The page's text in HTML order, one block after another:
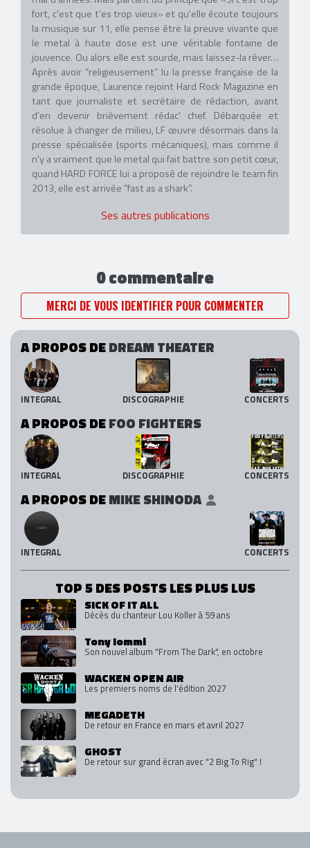
fort, c'est que t'es trop vieux» et qu'elle écoute toujours
la musique sur 11, elle pense être la preuve vivante que
le metal à haute dose est une véritable fontaine de
jouvence. Ou alors elle est sourde, mais laissez-la rêver…
Après avoir “religieusement” lu la presse française de la
grande époque, Laurence rejoint Hard Rock Magazine en
tant que journaliste et secrétaire de rédaction, avant
d'en devenir brièvement rédac' chef. Débarquée et
résolue à changer de milieu, LF œuvre désormais dans la
presse spécialisée (sports mécaniques), mais comme il
n'y a vraiment que le metal qui fait battre son petit cœur,
quand HARD FORCE lui a proposé de rejoindre le team fin
2013, elle est arrivée “fast as a shark”.
Ses autres publications
0 commentaire
MERCI DE VOUS IDENTIFIER POUR COMMENTER
A PROPOS DEDREAM THEATER
INTEGRAL DISCOGRAPHIE CONCERTS
A PROPOS DEFOO FIGHTERS
INTEGRAL DISCOGRAPHIE CONCERTS
A PROPOS DEMIKE SHINODA
INTEGRAL CONCERTS
TOP 5 DES POSTS LES PLUS LUS
SICK OF IT ALL
Décès du chanteur Lou Koller à 59 ans
Tony Iommi
Son nouvel album "From The Dark", en octobre
WACKEN OPEN AIR
Les premiers noms de l'édition 2027
MEGADETH
De retour en France en mars et avril 2027
GHOST
De retour sur grand écran avec "2 Big To Rig" !